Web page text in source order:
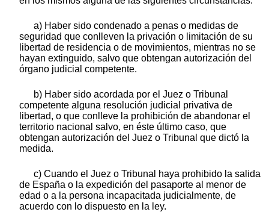
a) Haber sido condenado a penas o medidas de
seguridad que conlleven la privación o limitación de su
libertad de residencia o de movimientos, mientras no se
hayan extinguido, salvo que obtengan autorización del
órgano judicial competente.
b) Haber sido acordada por el Juez o Tribunal
competente alguna resolución judicial privativa de
libertad, o que conlleve la prohibición de abandonar el
territorio nacional salvo, en éste último caso, que
obtengan autorización del Juez o Tribunal que dictó la
medida.
c) Cuando el Juez o Tribunal haya prohibido la salida
de España o la expedición del pasaporte al menor de
edad o a la persona incapacitada judicialmente, de
acuerdo con lo dispuesto en la ley.